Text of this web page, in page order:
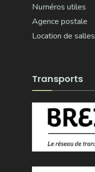
Numéros utiles
Agence postale
Location de salles
Transports